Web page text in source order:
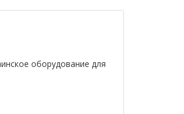
оборудование для